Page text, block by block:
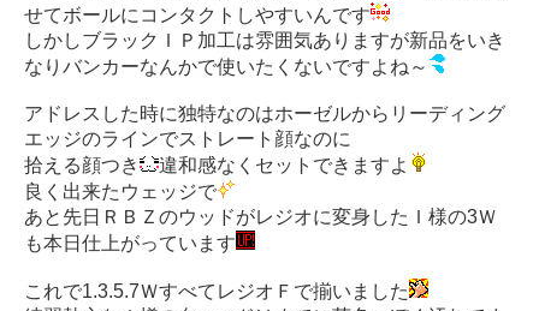
せてボールにコンタクトしやすいんです
しかしブラックＩＰ加工は雰囲気ありますが新品をいき
なりバンカーなんかで使いたくないですよね～
アドレスした時に独特なのはホーゼルからリーディング
エッジのラインでストレート顔なのに
拾える顔つき
違和感なくセットできますよ
良く出来たウェッジで
あと先日ＲＢＺのウッドがレジオに変身したＩ様の3Ｗ
も本日仕上がっています
これで1.3.5.7ＷすべてレジオＦで揃いました